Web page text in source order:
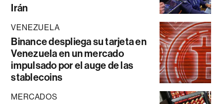
Irán
VENEZUELA
Binance despliega su tarjeta en
Venezuela en un mercado
impulsado por el auge de las
stablecoins
MERCADOS